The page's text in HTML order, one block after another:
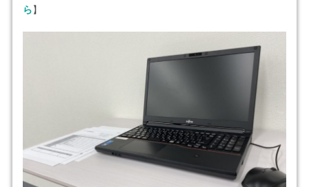
ら】